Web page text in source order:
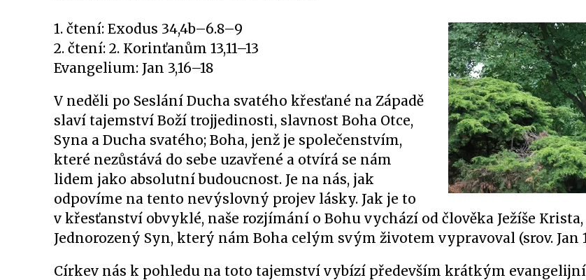
1. čtení: Exodus 34,4b–6.8–9
2. čtení: 2. Korinťanům 13,11–13
Evangelium: Jan 3,16–18
V neděli po Seslání Ducha svatého křesťané na Západě
slaví tajemství Boží trojjedinosti, slavnost Boha Otce,
Syna a Ducha svatého; Boha, jenž je společenstvím,
které nezůstává do sebe uzavřené a otvírá se nám
lidem jako absolutní budoucnost. Je na nás, jak
odpovíme na tento nevýslovný projev lásky. Jak je to
v křesťanství obvyklé, naše rozjímání o Bohu vychází od člověka Ježíše Krista,
Jednorozený Syn, který nám Boha celým svým životem vypravoval (srov. Jan
Církev nás k pohledu na toto tajemství vybízí především krátkým